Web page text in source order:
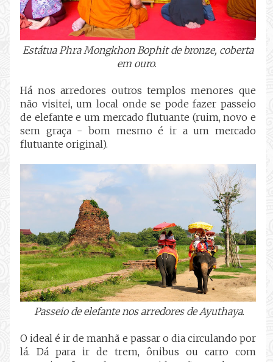
Estátua Phra Mongkhon Bophit de bronze, coberta
em ouro.
Há nos arredores outros templos menores que
não visitei, um local onde se pode fazer passeio
de elefante e um mercado flutuante (ruim, novo e
sem graça - bom mesmo é ir a um mercado
flutuante original).
Passeio de elefante nos arredores de Ayuthaya.
O ideal é ir de manhã e passar o dia circulando por
lá. Dá para ir de trem, ônibus ou carro com